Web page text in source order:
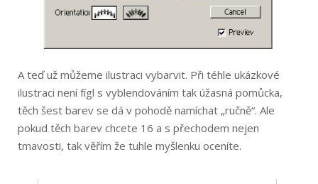
A teď už můžeme ilustraci vybarvit. Při téhle ukázkové
ilustraci není fígl s vyblendováním tak úžasná pomůcka,
těch šest barev se dá v pohodě namíchat „ručně“. Ale
pokud těch barev chcete 16 a s přechodem nejen
tmavosti, tak věřím že tuhle myšlenku oceníte.